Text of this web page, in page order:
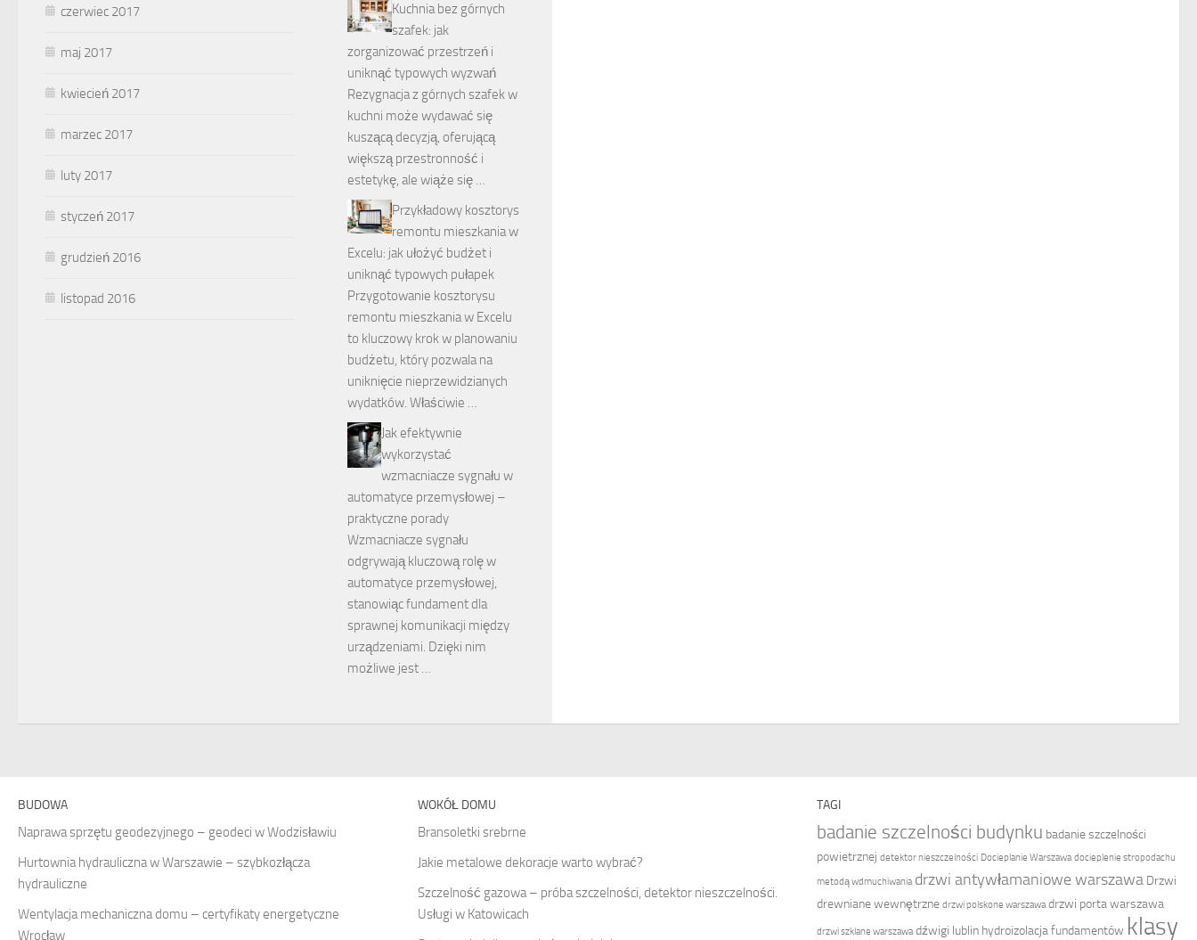
czerwiec 2017
maj 2017
kwiecień 2017
marzec 2017
luty 2017
styczeń 2017
grudzień 2016
listopad 2016
Kuchnia bez górnych
szafek: jak
zorganizować przestrzeń i
uniknąć typowych wyzwań
Rezygnacja z górnych szafek w
kuchni może wydawać się
kuszącą decyzją, oferującą
większą przestronność i
estetykę, ale wiąże się …
Przykładowy kosztorys
remontu mieszkania w
Excelu: jak ułożyć budżet i
uniknąć typowych pułapek
Przygotowanie kosztorysu
remontu mieszkania w Excelu
to kluczowy krok w planowaniu
budżetu, który pozwala na
uniknięcie nieprzewidzianych
wydatków. Właściwie …
Jak efektywnie
wykorzystać
wzmacniacze sygnału w
automatyce przemysłowej –
praktyczne porady
Wzmacniacze sygnału
odgrywają kluczową rolę w
automatyce przemysłowej,
stanowiąc fundament dla
sprawnej komunikacji między
urządzeniami. Dzięki nim
możliwe jest …
BUDOWA
Naprawa sprzętu geodezyjnego – geodeci w Wodzisławiu
Hurtownia hydrauliczna w Warszawie – szybkozłącza
hydrauliczne
Wentylacja mechaniczna domu – certyfikaty energetyczne
Wrocław
WOKÓŁ DOMU
Bransoletki srebrne
Jakie metalowe dekoracje warto wybrać?
Szczelność gazowa – próba szczelności, detektor nieszczelności.
Usługi w Katowicach
TAGI
badanie szczelności budynku badanie szczelności
powietrznej detektor nieszczelności Docieplanie Warszawa docieplenie stropodachu
metodą wdmuchiwania drzwi antywłamaniowe warszawa Drzwi
drewniane wewnętrzne drzwi polskone warszawa drzwi porta warszawa
drzwi szklane warszawa dźwigi lublin hydroizolacja fundamentów klasy